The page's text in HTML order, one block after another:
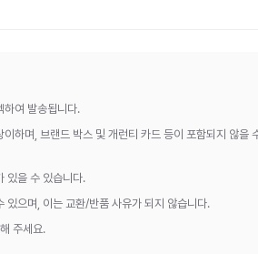
하여 발송됩니다.
하며, 브랜드 박스 및 개런티 카드 등이 포함되지 않을
있을 수 있습니다.
있으며, 이는 교환/반품 사유가 되지 않습니다.
주세요.